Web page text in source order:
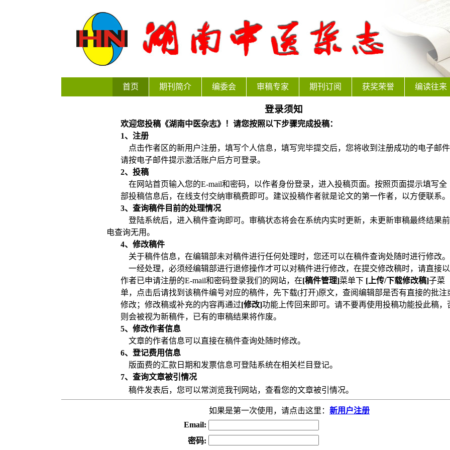
首页 期刊简介 编委会 审稿专家 期刊订阅 获奖荣誉 编读往来
登录须知
欢迎您投稿《湖南中医杂志》！请您按照以下步骤完成投稿：
1、注册
点击作者区的新用户注册，填写个人信息，填写完毕提交后，您将收到注册成功的电子邮
请按电子邮件提示激活账户后方可登录。
2、投稿
在网站首页输入您的E-mail和密码，以作者身份登录，进入投稿页面。按照页面提示填写全
部投稿信息后，在线支付交纳审稿费即可。建议投稿作者就是论文的第一作者，以方便联系。
3、查询稿件目前的处理情况
登陆系统后，进入稿件查询即可。审稿状态将会在系统内实时更新，未更新审稿最终结果
电查询无用。
4、修改稿件
关于稿件信息，在编辑部未对稿件进行任何处理时，您还可以在稿件查询处随时进行修改。
一经处理，必须经编辑部进行退修操作才可以对稿件进行修改，在提交修改稿时，请直接以
作者已申请注册的E-mail和密码登录我们的网站， 在[稿件管理]菜单下 [ 上传/下载修改稿]子菜
单，点击后请找到该稿件编号对应的稿件，先下载(打开)原文，查阅编辑部是否有直接的批注
修改；修改稿或补充的内容再通过[修改]功能上传回来即可。请不要再使用投稿功能投此稿，
则会被视为新稿件， 已有的审稿结果将作废。
5、修改作者信息
文章的作者信息可以直接在稿件查询处随时修改。
6、登记费用信息
版面费的汇款日期和发票信息可登陆系统在相关栏目登记。
7、查询文章被引情况
稿件发表后，您可以常浏览我刊网站，查看您的文章被引情况。
如果是第一次使用，请点击这里： 新用户注册
Email:
密码: